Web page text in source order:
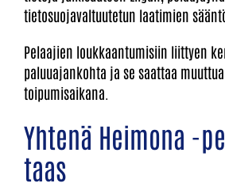
tietosuojavaltuutetun laatimien
Pelaajien loukkaantumisiin liittyen
paluuajankohta ja se saattaa
toipumisaikana.
Yhtenä Heimona -
taas